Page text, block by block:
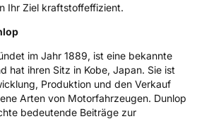
Ihr Ziel kraftstoffeffizient.
im Jahr 1889, ist eine bekannte
hat ihren Sitz in Kobe, Japan. Sie ist
Produktion und den Verkauf
Arten von Motorfahrzeugen. Dunlop
bedeutende Beiträge zur